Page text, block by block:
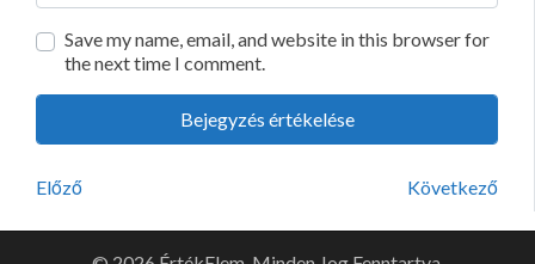
Save my name, email, and website in this browser for
the next time I comment.
Előző Következő